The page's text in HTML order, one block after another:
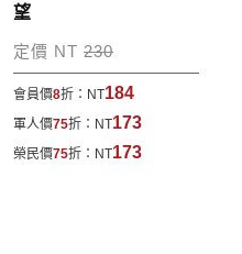
望
定價 NT230
會員價8折： NT184
軍人價75折： NT173
榮民價75折： NT173